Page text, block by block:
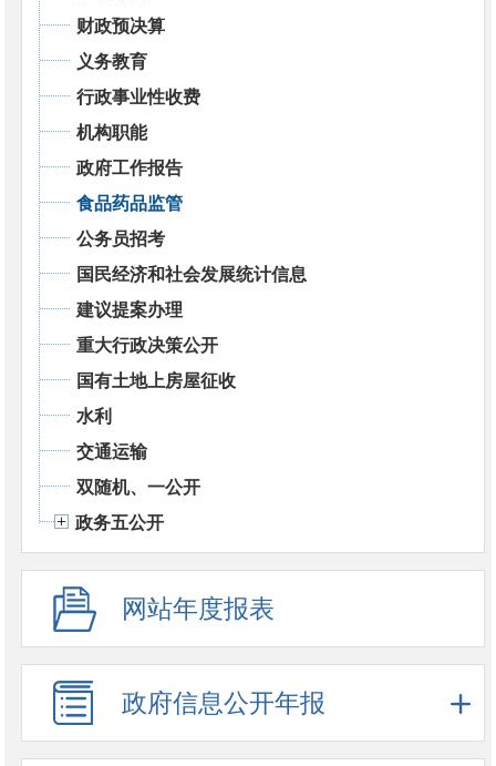
财政预决算
义务教育
行政事业性收费
机构职能
政府工作报告
食品药品监管
公务员招考
国民经济和社会发展统计信息
建议提案办理
重大行政决策公开
国有土地上房屋征收
水利
交通运输
双随机、一公开
政务五公开
网站年度报表
政府信息公开年报